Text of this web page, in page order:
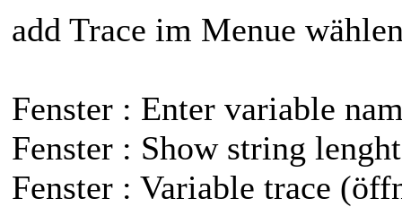
add Trace im Menue
Fenster : Enter variable
Fenster : Show string
Fenster : Variable trace